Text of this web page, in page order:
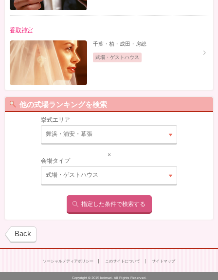
香取神宮
千葉・柏・成田・房総
式場・ゲストハウス
他の式場ランキングを検索
挙式エリア
舞浜・浦安・幕張
×
会場タイプ
式場・ゲストハウス
指定した条件で検索する
Back
ソーシャルメディアポリシー このサイトについて サイトマップ
Copyright © 2015 koimari. All Rights Reserved.